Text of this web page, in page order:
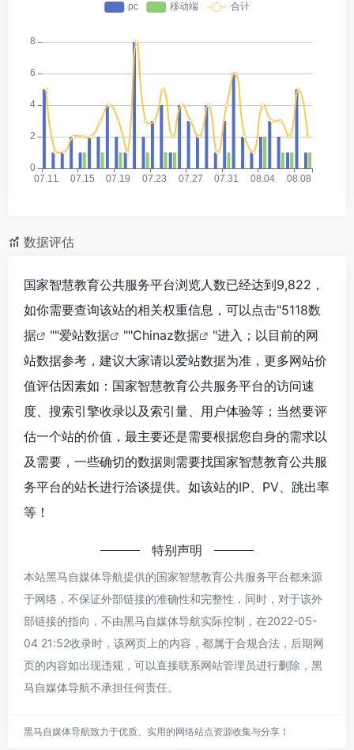
数据评估
国家智慧教育公共服务平台浏览人数已经达到9,822，
如你需要查询该站的相关权重信息，可以点击"5118数
据
""爱站数据 ""Chinaz数据
"进入；以目前的网
站数据参考，建议大家请以爱站数据为准，更多网站价
值评估因素如：国家智慧教育公共服务平台的访问速
度、搜索引擎收录以及索引量、用户体验等；当然要评
估一个站的价值，最主要还是需要根据您自身的需求以
及需要，一些确切的数据则需要找国家智慧教育公共服
务平台的站长进行洽谈提供。如该站的IP、PV、跳出率
等！
特别声明
本站黑马自媒体导航提供的国家智慧教育公共服务平台都来源
于网络，不保证外部链接的准确性和完整性，同时，对于该外
部链接的指向，不由黑马自媒体导航实际控制，在2022-05-
04 21:52收录时，该网页上的内容，都属于合规合法，后期网
页的内容如出现违规，可以直接联系网站管理员进行删除，黑
马自媒体导航不承担任何责任。
黑马自媒体导航致力于优质、实用的网络站点资源收集与分享！